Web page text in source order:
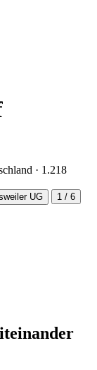
· 1.218
1 / 6